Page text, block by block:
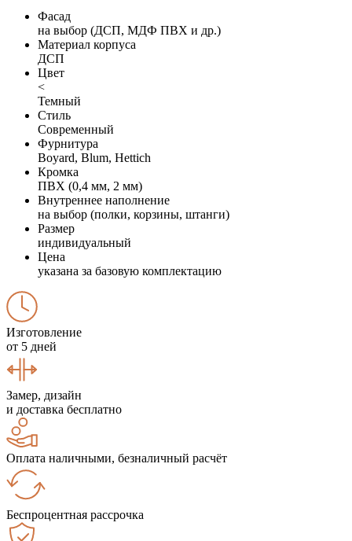
Фасад
на выбор (ДСП, МДФ ПВХ и др.)
Материал корпуса
ДСП
Цвет
<
Темный
Стиль
Современный
Фурнитура
Boyard, Blum, Hettich
Кромка
ПВХ (0,4 мм, 2 мм)
Внутреннее наполнение
на выбор (полки, корзины, штанги)
Размер
индивидуальный
Цена
указана за базовую комплектацию
Изготовление
от 5 дней
Замер, дизайн
и доставка бесплатно
Оплата наличными, безналичный расчёт
Беспроцентная рассрочка